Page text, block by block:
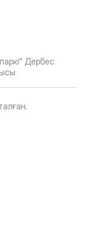
Дербес
.